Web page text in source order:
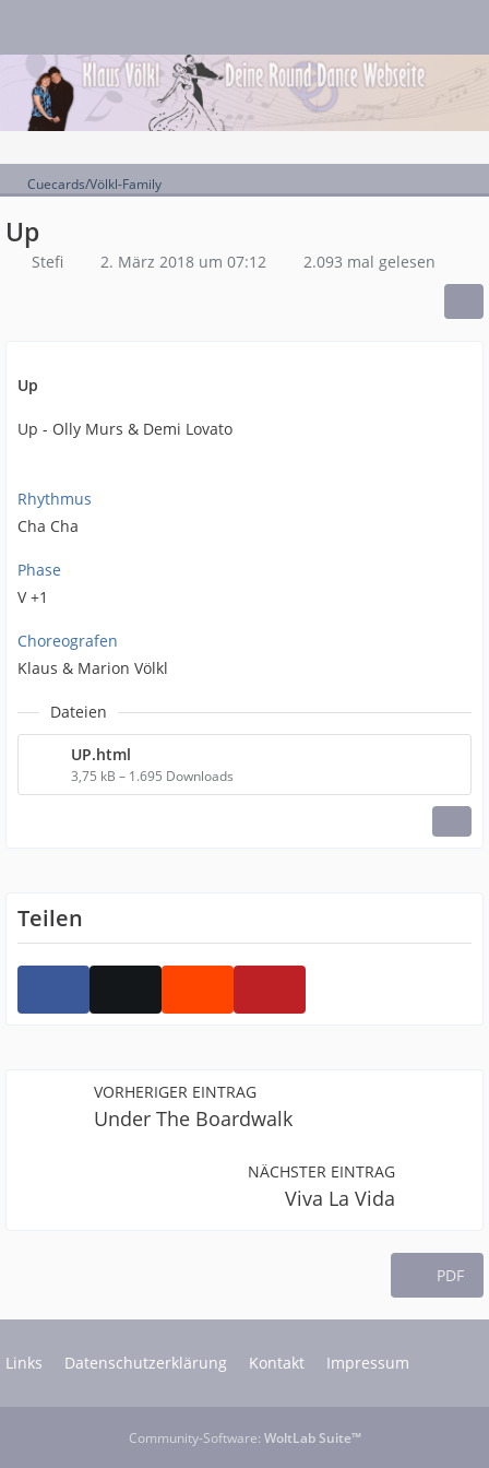
Cuecards/Völkl-Family
Up
Stefi 2. März 2018 um 07:12 2.093 mal gelesen
Up
Up - Olly Murs & Demi Lovato
Rhythmus
Cha Cha
Phase
V +1
Choreografen
Klaus & Marion Völkl
Dateien
UP.html
3,75 kB – 1.695 Downloads
Teilen
VORHERIGER EINTRAG
Under The Boardwalk
NÄCHSTER EINTRAG
Viva La Vida
PDF
Links Datenschutzerklärung Kontakt Impressum
Community-Software: WoltLab Suite™